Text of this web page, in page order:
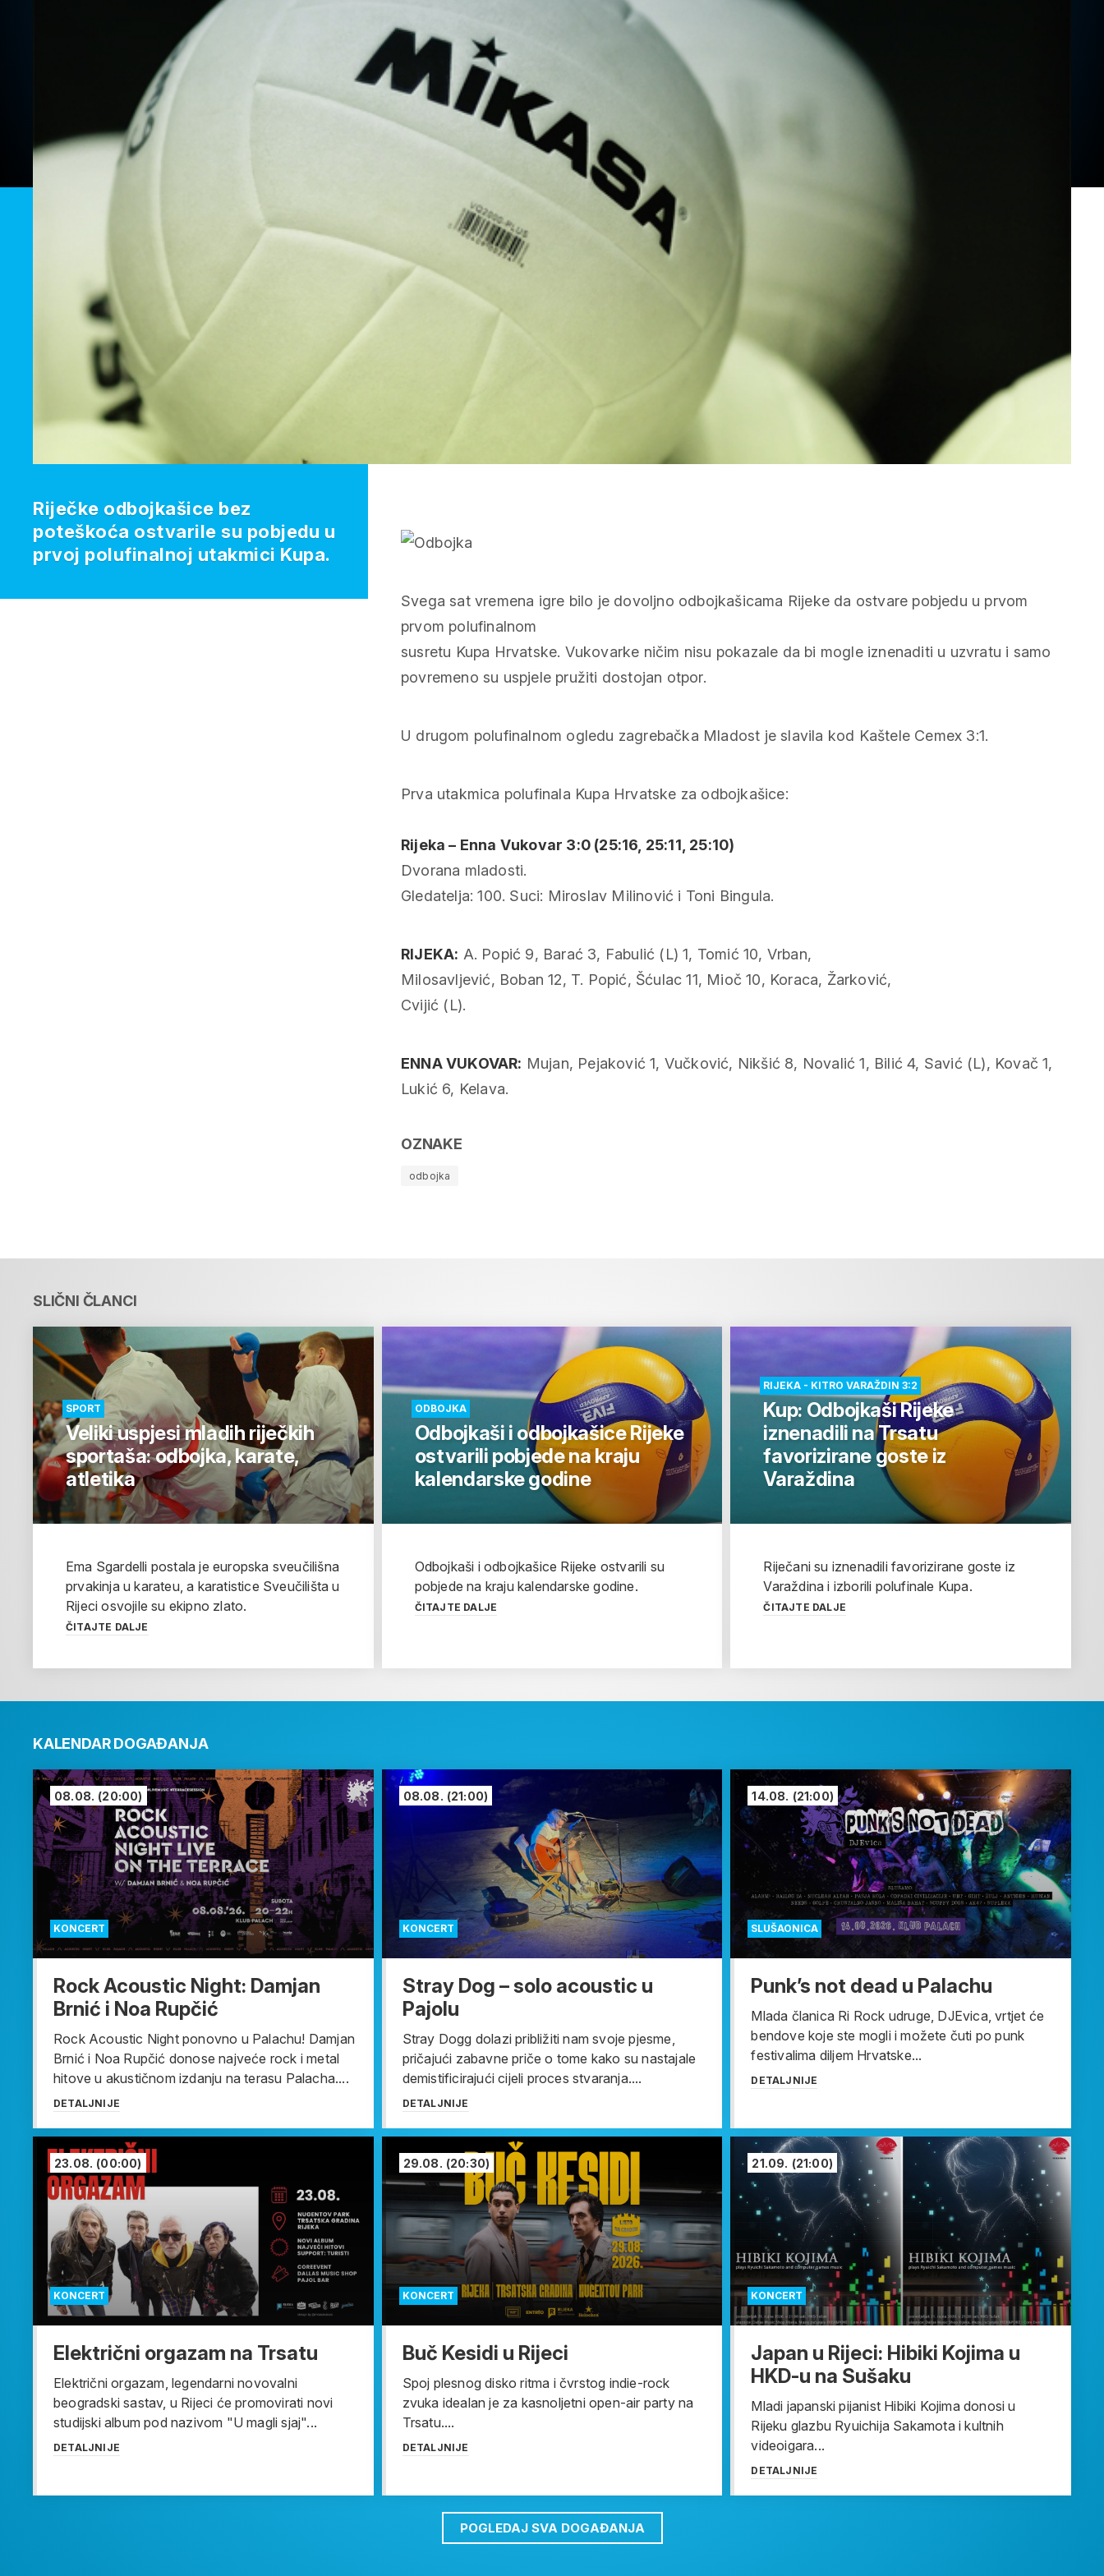
Svega sat vremena igre bilo je dovoljno odbojkašicama Rijeke da ostvare pobjedu u prvom
prvom polufinalnom
susretu Kupa Hrvatske. Vukovarke ničim nisu pokazale da bi mogle iznenaditi u uzvratu i samo
povremeno su uspjele pružiti dostojan otpor.
U drugom polufinalnom ogledu zagrebačka Mladost je slavila kod Kaštele Cemex 3:1.
Prva utakmica polufinala Kupa Hrvatske za odbojkašice:
Rijeka – Enna Vukovar 3:0 (25:16, 25:11, 25:10)
Dvorana mladosti.
Gledatelja: 100. Suci: Miroslav Milinović i Toni Bingula.
RIJEKA: A. Popić 9, Barać 3, Fabulić (L) 1, Tomić 10, Vrban,
Milosavljević, Boban 12, T. Popić, Šćulac 11, Mioč 10, Koraca, Žarković,
Cvijić (L).
ENNA VUKOVAR: Mujan, Pejaković 1, Vučković, Nikšić 8, Novalić 1, Bilić 4, Savić (L), Kovač 1,
Lukić 6, Kelava.
OZNAKE
odbojka
Riječke odbojkašice bez
poteškoća ostvarile su pobjedu u
prvoj polufinalnoj utakmici Kupa.
SLIČNI ČLANCI
SPORT
Veliki uspjesi mladih riječkih
sportaša: odbojka, karate,
atletika
Ema Sgardelli postala je europska sveučilišna
prvakinja u karateu, a karatistice Sveučilišta u
Rijeci osvojile su ekipno zlato.
ČITAJTE DALJE
ODBOJKA
Odbojkaši i odbojkašice Rijeke
ostvarili pobjede na kraju
kalendarske godine
Odbojkaši i odbojkašice Rijeke ostvarili su
pobjede na kraju kalendarske godine.
ČITAJTE DALJE
RIJEKA - KITRO VARAŽDIN 3:2
Kup: Odbojkaši Rijeke
iznenadili na Trsatu
favorizirane goste iz
Varaždina
Riječani su iznenadili favorizirane goste iz
Varaždina i izborili polufinale Kupa.
ČITAJTE DALJE
KALENDAR DOGAĐANJA
KONCERT
08.08. (20:00)
Rock Acoustic Night: Damjan
Brnić i Noa Rupčić
Rock Acoustic Night ponovno u Palachu! Damjan
Brnić i Noa Rupčić donose najveće rock i metal
hitove u akustičnom izdanju na terasu Palacha....
DETALJNIJE
KONCERT
08.08. (21:00)
Stray Dog – solo acoustic u
Pajolu
Stray Dogg dolazi približiti nam svoje pjesme,
pričajući zabavne priče o tome kako su nastajale
demistificirajući cijeli proces stvaranja....
DETALJNIJE
SLUŠAONICA
14.08. (21:00)
Punk’s not dead u Palachu
Mlada članica Ri Rock udruge, DJEvica, vrtjet će
bendove koje ste mogli i možete čuti po punk
festivalima diljem Hrvatske...
DETALJNIJE
KONCERT
23.08. (00:00)
Električni orgazam na Trsatu
Električni orgazam, legendarni novovalni
beogradski sastav, u Rijeci će promovirati novi
studijski album pod nazivom "U magli sjaj"...
DETALJNIJE
KONCERT
29.08. (20:30)
Buč Kesidi u Rijeci
Spoj plesnog disko ritma i čvrstog indie-rock
zvuka idealan je za kasnoljetni open-air party na
Trsatu....
DETALJNIJE
KONCERT
21.09. (21:00)
Japan u Rijeci: Hibiki Kojima u
HKD-u na Sušaku
Mladi japanski pijanist Hibiki Kojima donosi u
Rijeku glazbu Ryuichija Sakamota i kultnih
videoigara...
DETALJNIJE
POGLEDAJ SVA DOGAĐANJA